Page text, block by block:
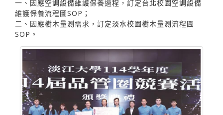
一、因應空調設備維護保養過程，訂定台北校園空調設備
維護保養流程圖SOP；
二、因應樹木量測需求，訂定淡水校園樹木量測流程圖
SOP。